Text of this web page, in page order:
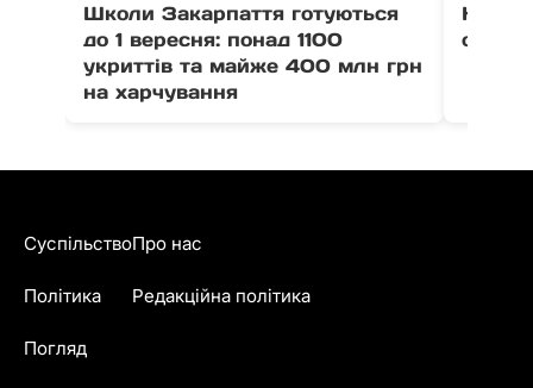
Школи Закарпаття готуються
до 1 вересня: понад 1100
укриттів та майже 400 млн грн
на харчування
На
одна
Суспільство
Політика
Погляд
Про нас
Редакційна політика